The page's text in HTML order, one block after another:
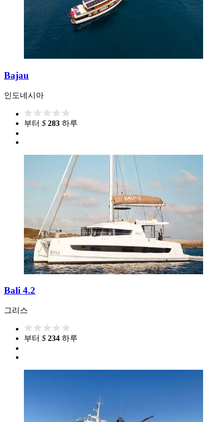
Bajau
인도네시아
부터 $ 283 하루
Bali 4.2
그리스
부터 $ 234 하루